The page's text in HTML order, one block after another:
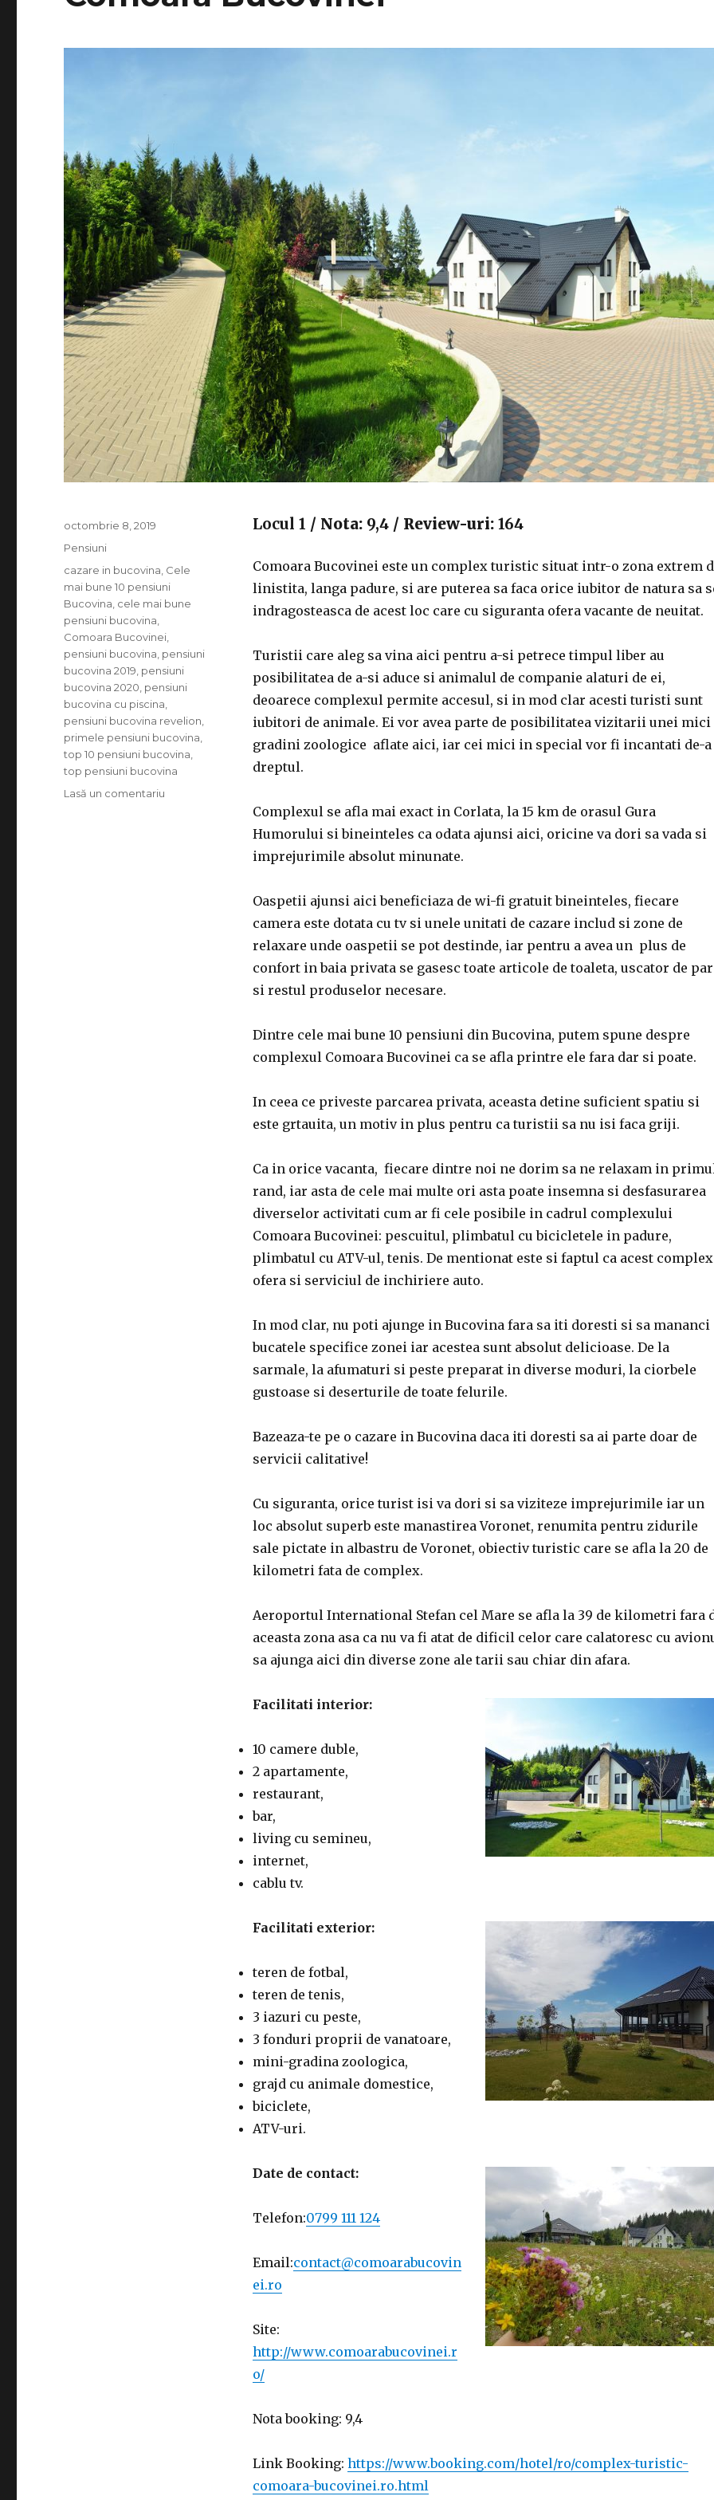
Locul 1 / Nota: 9,4/ Review-uri: 164
Comoara Bucovinei este un complex turistic situat intr-o zona extrem
linistita, langa padure, si are puterea sa faca orice iubitor de natura sa
indragosteasca de acest loc care cu siguranta ofera vacante de neuitat.
Turistii care aleg sa vina aici pentru a-si petrece timpul liber au
posibilitatea de a-si aduce si animalul de companie alaturi de ei,
deoarece complexul permite accesul, si in mod clar acesti turisti sunt
iubitori de animale. Ei vor avea parte de posibilitatea vizitarii unei mici
gradini zoologice aflate aici, iar cei mici in special vor fi incantati de-a
dreptul.
Complexul se afla mai exact in Corlata, la 15 km de orasul Gura
Humorului si bineinteles ca odata ajunsi aici, oricine va dori sa vada si
imprejurimile absolut minunate.
Oaspetii ajunsi aici beneficiaza de wi-fi gratuit bineinteles, fiecare
camera este dotata cu tv si unele unitati de cazare includ si zone de
relaxare unde oaspetii se pot destinde, iar pentru a avea un plus de
confort in baia privata se gasesc toate articole de toaleta, uscator de par
si restul produselor necesare.
Dintre cele mai bune 10 pensiuni din Bucovina, putem spune despre
complexul Comoara Bucovinei ca se afla printre ele fara dar si poate.
In ceea ce priveste parcarea privata, aceasta detine suficient spatiu si
este grtauita, un motiv in plus pentru ca turistii sa nu isi faca griji.
Ca in orice vacanta, fiecare dintre noi ne dorim sa ne relaxam in
rand, iar asta de cele mai multe ori asta poate insemna si desfasurarea
diverselor activitati cum ar fi cele posibile in cadrul complexului
Comoara Bucovinei: pescuitul, plimbatul cu bicicletele in padure,
plimbatul cu ATV-ul, tenis. De mentionat este si faptul ca acest complex
ofera si serviciul de inchiriere auto.
In mod clar, nu poti ajunge in Bucovina fara sa iti doresti si sa mananci
bucatele specifice zonei iar acestea sunt absolut delicioase. De la
sarmale, la afumaturi si peste preparat in diverse moduri, la ciorbele
gustoase si deserturile de toate felurile.
Bazeaza-te pe o cazare in Bucovina daca iti doresti sa ai parte doar de
servicii calitative!
Cu siguranta, orice turist isi va dori si sa viziteze imprejurimile iar un
loc absolut superb este manastirea Voronet, renumita pentru zidurile
sale pictate in albastru de Voronet, obiectiv turistic care se afla la 20 de
kilometri fata de complex.
Aeroportul International Stefan cel Mare se afla la 39 de kilometri fara
aceasta zona asa ca nu va fi atat de dificil celor care calatoresc cu
sa ajunga aici din diverse zone ale tarii sau chiar din afara.
Facilitati interior:
10 camere duble,
2 apartamente,
restaurant,
bar,
living cu semineu,
internet,
cablu tv.
Facilitati exterior:
teren de fotbal,
teren de tenis,
3 iazuri cu peste,
3 fonduri proprii de vanatoare,
mini-gradina zoologica,
grajd cu animale domestice,
biciclete,
ATV-uri.
Date de contact:
Telefon:0799 111 124
Email:contact@comoarabucovin
ei.ro
Site:
http://www.comoarabucovinei.r
o/
Nota booking: 9,4
Link Booking: https://www.booking.com/hotel/ro/complex-turistic-
comoara-bucovinei.ro.html
Publicat
pe
octombrie 8, 2019
Categorii
Pensiuni
Etichete
cazare in bucovina Cele
mai bune 10 pensiuni
Bucovina cele mai bune
pensiuni bucovina
Comoara Bucovinei
pensiuni bucovina pensiuni
bucovina 2019 pensiuni
bucovina 2020 pensiuni
bucovina cu piscina
pensiuni bucovina revelion
primele pensiuni bucovina
top 10 pensiuni bucovina
top pensiuni bucovina
Lasă un comentariu